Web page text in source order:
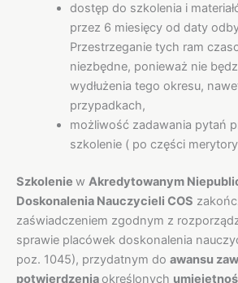
dostęp do szkolenia i
przez 6 miesięcy od daty
Przestrzeganie tych ram
niezbędne, ponieważ nie
wydłużenia tego okresu,
przypadkach,
możliwość zadawania pytań
szkolenie ( po części
Szkolenie w Akredytowanym
Doskonalenia Nauczycieli COS
zaświadczeniem zgodnym z
sprawie placówek doskonalenia
poz. 1045), przydatnym do awansu
potwierdzeniaokreślonych